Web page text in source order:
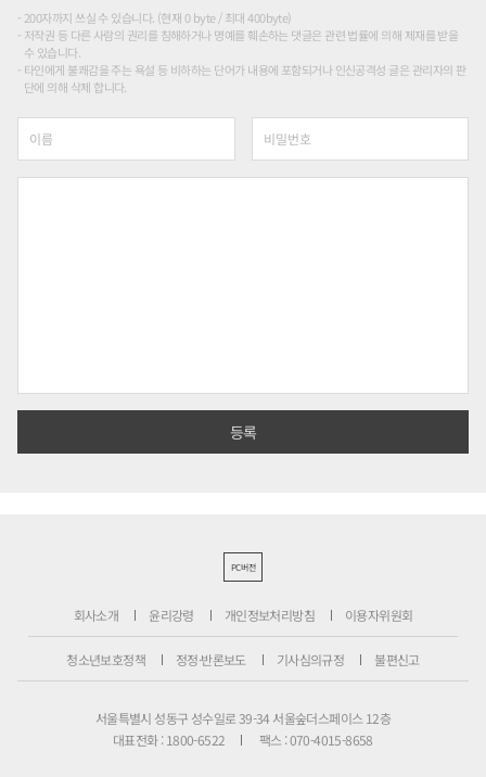
200자까지 쓰실 수 있습니다. (현재 0 byte / 최대 400byte)
저작권 등 다른 사람의 권리를 침해하거나 명예를 훼손하는 댓글은 관련 법률에 의해 제재를 받을
수 있습니다.
타인에게 불쾌감을 주는 욕설 등 비하하는 단어가 내용에 포함되거나 인신공격성 글은 관리자의 판
단에 의해 삭제 합니다.
PC버전
회사소개 윤리강령 개인정보처리방침 이용자위원회
청소년보호정책 정정·반론보도 기사심의규정 불편신고
서울특별시 성동구 성수일로 39-34 서울숲더스페이스 12층
대표전화 : 1800-6522
팩스 : 070-4015-8658